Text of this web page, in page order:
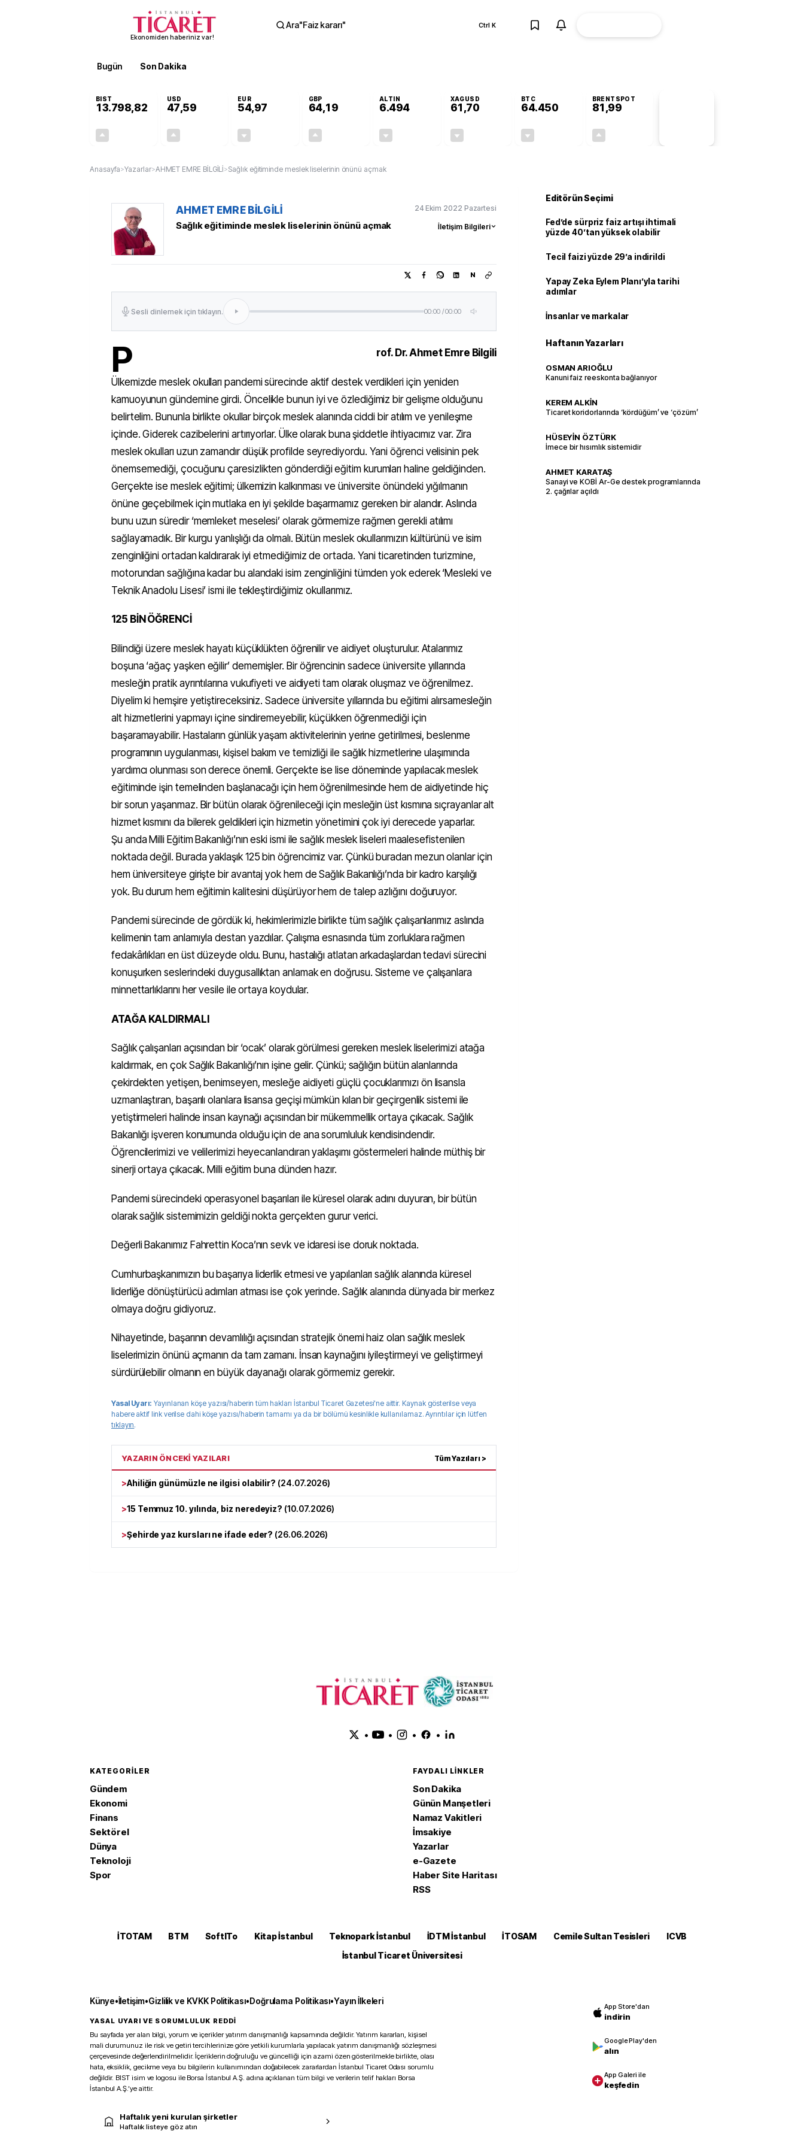
Ekonomiden haberiniz var!
Ara"Faiz kararı" Ctrl K
Bugün Son Dakika
BIST
13.798,82
USD
47,59
EUR
54,97
GBP
64,19
ALTIN
6.494
XAGUSD
61,70
BTC
64.450
BRENTSPOT
81,99
Anasayfa>Yazarlar>AHMET EMRE BİLGİLİ>Sağlık eğitiminde meslek liselerinin önünü açmak
AHMET EMRE BİLGİLİ
Sağlık eğitiminde meslek liselerinin önünü açmak
24 Ekim 2022 Pazartesi
İletişim Bilgileri
N
Sesli dinlemek için tıklayın. 00:00/00:00
P rof. Dr. Ahmet Emre Bilgili
Ülkemizde meslek okulları pandemi sürecinde aktif destek verdikleri için yeniden
kamuoyunun gündemine girdi. Öncelikle bunun iyi ve özlediğimiz bir gelişme olduğunu
belirtelim. Bununla birlikte okullar birçok meslek alanında ciddi bir atılım ve yenileşme
içinde. Giderek cazibelerini artırıyorlar. Ülke olarak buna şiddetle ihtiyacımız var. Zira
meslek okulları uzun zamandır düşük profilde seyrediyordu. Yani öğrenci velisinin pek
önemsemediği, çocuğunu çaresizlikten gönderdiği eğitim kurumları haline geldiğinden.
Gerçekte ise meslek eğitimi; ülkemizin kalkınması ve üniversite önündeki yığılmanın
önüne geçebilmek için mutlaka en iyi şekilde başarmamız gereken bir alandır. Aslında
bunu uzun süredir ‘memleket meselesi’ olarak görmemize rağmen gerekli atılımı
sağlayamadık. Bir kurgu yanlışlığı da olmalı. Bütün meslek okullarımızın kültürünü ve isim
zenginliğini ortadan kaldırarak iyi etmediğimiz de ortada. Yani ticaretinden turizmine,
motorundan sağlığına kadar bu alandaki isim zenginliğini tümden yok ederek ‘Mesleki ve
Teknik Anadolu Lisesi’ ismi ile tekleştirdiğimiz okullarımız.
125 BİN ÖĞRENCİ
Bilindiği üzere meslek hayatı küçüklükten öğrenilir ve aidiyet oluşturulur. Atalarımız
boşuna ‘ağaç yaşken eğilir’ dememişler. Bir öğrencinin sadece üniversite yıllarında
mesleğin pratik ayrıntılarına vukufiyeti ve aidiyeti tam olarak oluşmaz ve öğrenilmez.
Diyelim ki hemşire yetiştireceksiniz. Sadece üniversite yıllarında bu eğitimi alırsamesleğin
alt hizmetlerini yapmayı içine sindiremeyebilir, küçükken öğrenmediği için
başaramayabilir. Hastaların günlük yaşam aktivitelerinin yerine getirilmesi, beslenme
programının uygulanması, kişisel bakım ve temizliği ile sağlık hizmetlerine ulaşımında
yardımcı olunması son derece önemli. Gerçekte ise lise döneminde yapılacak meslek
eğitiminde işin temelinden başlanacağı için hem öğrenilmesinde hem de aidiyetinde hiç
bir sorun yaşanmaz. Bir bütün olarak öğrenileceği için mesleğin üst kısmına sıçrayanlar alt
hizmet kısmını da bilerek geldikleri için hizmetin yönetimini çok iyi derecede yaparlar.
Şu anda Milli Eğitim Bakanlığı’nın eski ismi ile sağlık meslek liseleri maalesefistenilen
noktada değil. Burada yaklaşık 125 bin öğrencimiz var. Çünkü buradan mezun olanlar için
hem üniversiteye girişte bir avantaj yok hem de Sağlık Bakanlığı’nda bir kadro karşılığı
yok. Bu durum hem eğitimin kalitesini düşürüyor hem de talep azlığını doğuruyor.
Pandemi sürecinde de gördük ki, hekimlerimizle birlikte tüm sağlık çalışanlarımız aslında
kelimenin tam anlamıyla destan yazdılar. Çalışma esnasında tüm zorluklara rağmen
fedakârlıkları en üst düzeyde oldu. Bunu, hastalığı atlatan arkadaşlardan tedavi sürecini
konuşurken seslerindeki duygusallıktan anlamak en doğrusu. Sisteme ve çalışanlara
minnettarlıklarını her vesile ile ortaya koydular.
ATAĞA KALDIRMALI
Sağlık çalışanları açısından bir ‘ocak’ olarak görülmesi gereken meslek liselerimizi atağa
kaldırmak, en çok Sağlık Bakanlığı’nın işine gelir. Çünkü; sağlığın bütün alanlarında
çekirdekten yetişen, benimseyen, mesleğe aidiyeti güçlü çocuklarımızı ön lisansla
uzmanlaştıran, başarılı olanlara lisansa geçişi mümkün kılan bir geçirgenlik sistemi ile
yetiştirmeleri halinde insan kaynağı açısından bir mükemmellik ortaya çıkacak. Sağlık
Bakanlığı işveren konumunda olduğu için de ana sorumluluk kendisindendir.
Öğrencilerimizi ve velilerimizi heyecanlandıran yaklaşımı göstermeleri halinde müthiş bir
sinerji ortaya çıkacak. Milli eğitim buna dünden hazır.
Pandemi sürecindeki operasyonel başarıları ile küresel olarak adını duyuran, bir bütün
olarak sağlık sistemimizin geldiği nokta gerçekten gurur verici.
Değerli Bakanımız Fahrettin Koca’nın sevk ve idaresi ise doruk noktada.
Cumhurbaşkanımızın bu başarıya liderlik etmesi ve yapılanları sağlık alanında küresel
liderliğe dönüştürücü adımları atması ise çok yerinde. Sağlık alanında dünyada bir merkez
olmaya doğru gidiyoruz.
Nihayetinde, başarının devamlılığı açısından stratejik önemi haiz olan sağlık meslek
liselerimizin önünü açmanın da tam zamanı. İnsan kaynağını iyileştirmeyi ve geliştirmeyi
sürdürülebilir olmanın en büyük dayanağı olarak görmemiz gerekir.
Yasal Uyarı: Yayınlanan köşe yazısı/haberin tüm hakları İstanbul Ticaret Gazetesi'ne aittir. Kaynak gösterilse veya
habere aktif link verilse dahi köşe yazısı/haberin tamamı ya da bir bölümü kesinlikle kullanılamaz. Ayrıntılar için lütfen
tıklayın.
YAZARIN ÖNCEKİ YAZILARI Tüm Yazıları >
>Ahiliğin günümüzle ne ilgisi olabilir? (24.07.2026)
>15 Temmuz 10. yılında, biz neredeyiz? (10.07.2026)
>Şehirde yaz kursları ne ifade eder? (26.06.2026)
Editörün Seçimi
Fed’de sürpriz faiz artışı ihtimali
yüzde 40’tan yüksek olabilir
Tecil faizi yüzde 29’a indirildi
Yapay Zeka Eylem Planı’yla tarihi
adımlar
İnsanlar ve markalar
Haftanın Yazarları
OSMAN ARIOĞLU
Kanuni faiz reeskonta bağlanıyor
KEREM ALKİN
Ticaret koridorlarında ‘kördüğüm’ ve ‘çözüm’
HÜSEYİN ÖZTÜRK
İmece bir hısımlık sistemidir
AHMET KARATAŞ
Sanayi ve KOBİ Ar-Ge destek programlarında
2. çağrılar açıldı
• • • •
KATEGORILER
Gündem
Ekonomi
Finans
Sektörel
Dünya
Teknoloji
Spor
FAYDALI LINKLER
Son Dakika
Günün Manşetleri
Namaz Vakitleri
İmsakiye
Yazarlar
e-Gazete
Haber Site Haritası
RSS
İTOTAM BTM SoftITo Kitap İstanbul Teknopark İstanbul İDTM İstanbul İTOSAM Cemile Sultan Tesisleri
ICVB
İstanbul Ticaret Üniversitesi
Künye•İletişim•Gizlilik ve KVKK Politikası•Doğrulama Politikası•Yayın İlkeleri
YASAL UYARI VE SORUMLULUK REDDİ
Bu sayfada yer alan bilgi, yorum ve içerikler yatırım danışmanlığı kapsamında değildir. Yatırım kararları, kişisel
mali durumunuz ile risk ve getiri tercihlerinize göre yetkili kurumlarla yapılacak yatırım danışmanlığı sözleşmesi
çerçevesinde değerlendirilmelidir. İçeriklerin doğruluğu ve güncelliği için azami özen gösterilmekle birlikte, olası
hata, eksiklik, gecikme veya bu bilgilerin kullanımından doğabilecek zararlardan İstanbul Ticaret Odası sorumlu
değildir. BIST isim ve logosu ile Borsa İstanbul A.Ş. adına açıklanan tüm bilgi ve verilerin telif hakları Borsa
İstanbul A.Ş.’ye aittir.
Haftalık yeni kurulan şirketler
Haftalık listeye göz atın
App Store'dan
indirin
Google Play'den
alın
App Galeri ile
keşfedin